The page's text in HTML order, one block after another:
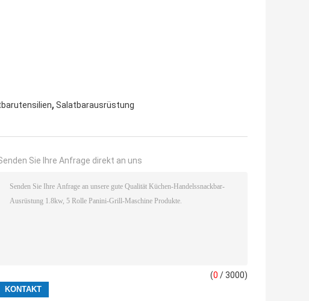
, Salatbarausrüstung
Sie Ihre Anfrage direkt an uns
(0 / 3000)